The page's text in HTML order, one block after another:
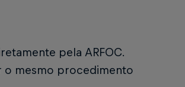
pela ARFOC.
o mesmo procedimento